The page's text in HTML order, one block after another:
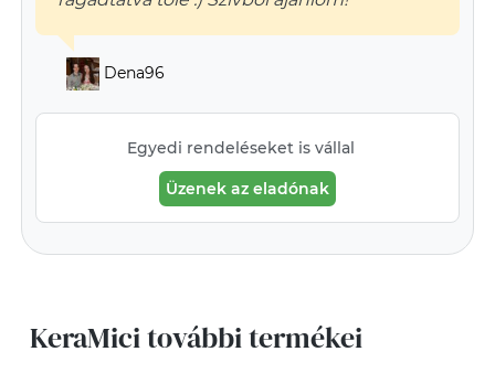
Dena96
Egyedi rendeléseket is vállal
Üzenek az eladónak
KeraMici további termékei